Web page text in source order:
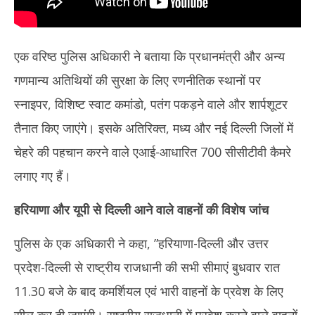
एक वरिष्ठ पुलिस अधिकारी ने बताया कि प्रधानमंत्री और अन्य
गणमान्य अतिथियों की सुरक्षा के लिए रणनीतिक स्थानों पर
स्नाइपर, विशिष्ट स्वाट कमांडो, पतंग पकड़ने वाले और शार्पशूटर
तैनात किए जाएंगे। इसके अतिरिक्त, मध्य और नई दिल्ली जिलों में
चेहरे की पहचान करने वाले एआई-आधारित 700 सीसीटीवी कैमरे
लगाए गए हैं।
हरियाणा और यूपी से दिल्ली आने वाले वाहनों की विशेष जांच
पुलिस के एक अधिकारी ने कहा, ”हरियाणा-दिल्ली और उत्तर
प्रदेश-दिल्ली से राष्ट्रीय राजधानी की सभी सीमाएं बुधवार रात
11.30 बजे के बाद कमर्शियल एवं भारी वाहनों के प्रवेश के लिए